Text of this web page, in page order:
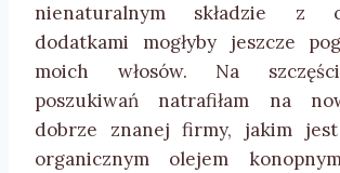
nienaturalnym składzie z
dodatkami mogłyby jeszcze
moich włosów. Na
poszukiwań natrafiłam na
dobrze znanej firmy, jakim
organicznym olejem